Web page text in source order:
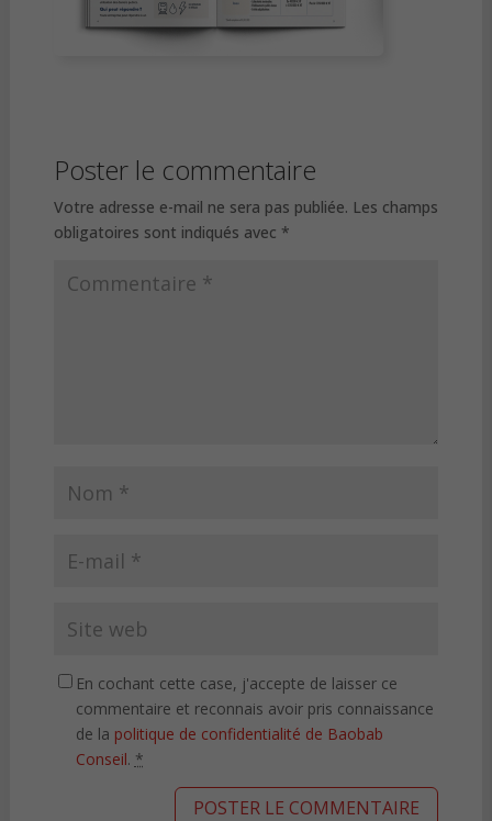
Poster le commentaire
Votre adresse e-mail ne sera pas publiée. Les champs
obligatoires sont indiqués avec *
En cochant cette case, j'accepte de laisser ce
commentaire et reconnais avoir pris connaissance
de la politique de confidentialité de Baobab
Conseil. *